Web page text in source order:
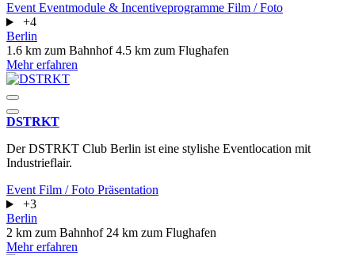
Event Eventmodule & Incentiveprogramme Film / Foto
+4
Berlin
1.6 km zum Bahnhof4.5 km zum Flughafen
Mehr erfahren
DSTRKT
Der DSTRKT Club Berlin ist eine stylishe Eventlocation mit
Industrieflair.
Event Film / Foto Präsentation
+3
Berlin
2 km zum Bahnhof 24 km zum Flughafen
Mehr erfahren